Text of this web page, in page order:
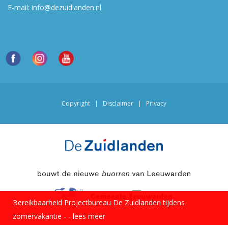
E-mail: info@dezuidlanden.nl
Copyright | Disclaimer | Privacy
Bereikbaarheid Projectbureau De Zuidlanden tijdens
zomervakantie - - lees meer